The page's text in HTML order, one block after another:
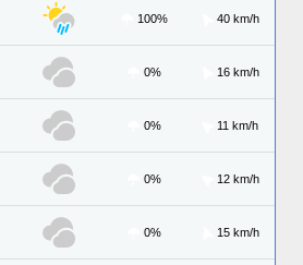
100% 40 km/h
0% 16 km/h
0% 11 km/h
0% 12 km/h
0% 15 km/h